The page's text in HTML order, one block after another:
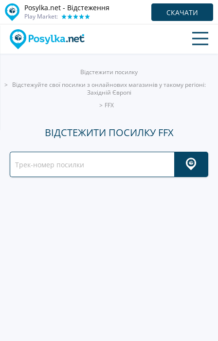
Posylka.net - Відстеження
Play Market: СКАЧАТИ
Відстежити посилку
Відстежуйте свої посилки з онлайнових магазинів у такому регіоні:
Західній Європі
FFX
ВІДСТЕЖИТИ ПОСИЛКУ FFX